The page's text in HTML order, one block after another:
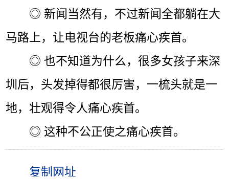
◎ 新闻当然有，不过新闻全都躺在大
马路上，让电视台的老板痛心疾首。
◎ 也不知道为什么，很多女孩子来深
圳后，头发掉得都很厉害，一梳头就是一
地，壮观得令人痛心疾首。
◎ 这种不公正使之痛心疾首。